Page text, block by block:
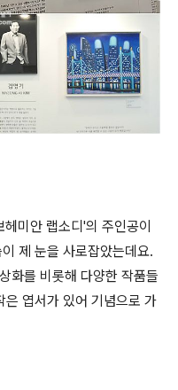
미안 랩소디'의 주인공이
제 눈을 사로잡았는데요.
화를 비롯해 다양한 작품들
엽서가 있어 기념으로 가